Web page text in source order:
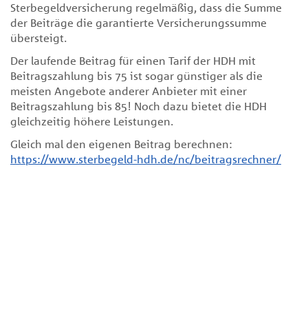
Sterbegeldversicherung regelmäßig, dass die Summe
der Beiträge die garantierte Versicherungssumme
übersteigt.
Der laufende Beitrag für einen Tarif der HDH mit
Beitragszahlung bis 75 ist sogar günstiger als die
meisten Angebote anderer Anbieter mit einer
Beitragszahlung bis 85! Noch dazu bietet die HDH
gleichzeitig höhere Leistungen.
Gleich mal den eigenen Beitrag berechnen:
https://www.sterbegeld-hdh.de/nc/beitragsrechner/